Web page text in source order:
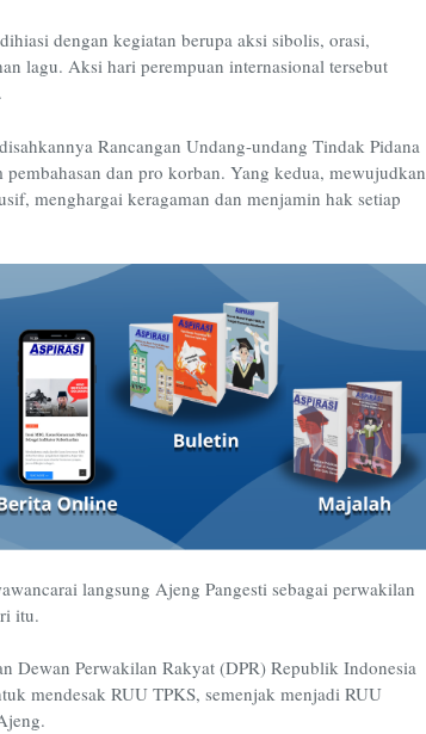
dengan kegiatan berupa aksi sibolis, orasi,
lagu. Aksi hari perempuan internasional tersebut
Rancangan Undang-undang Tindak Pidana
dan pro korban. Yang kedua, mewujudkan
menghargai keragaman dan menjamin hak setiap
langsung Ajeng Pangesti sebagai perwakilan
itu.
Dewan Perwakilan Rakyat (DPR) Republik Indonesia
mendesak RUU TPKS, semenjak menjadi RUU